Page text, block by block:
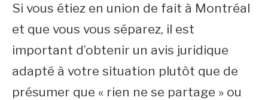
Si vous étiez en union de fait à Montréal
et que vous vous séparez, il est
important d’obtenir un avis juridique
adapté à votre situation plutôt que de
présumer que « rien ne se partage » ou